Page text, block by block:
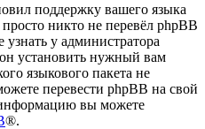
поддержку вашего языка
никто не перевёл phpBB
у администратора
установить нужный вам
языкового пакета не
перевести phpBB на свой
вы можете
®.